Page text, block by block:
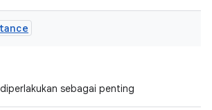
sebagai penting